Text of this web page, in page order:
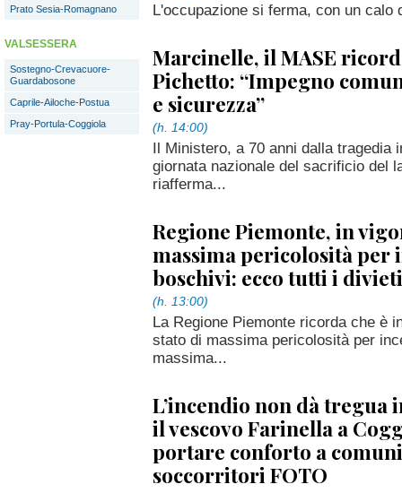
Prato Sesia-Romagnano
VALSESSERA
Sostegno-Crevacuore-
Guardabosone
Caprile-Ailoche-Postua
Pray-Portula-Coggiola
L'occupazione si ferma, con un calo
Marcinelle, il MASE
Pichetto: “Impegno
e sicurezza”
(h. 14:00)
Il Ministero, a 70 anni dalla tragedia
giornata nazionale del sacrificio del
riafferma...
Regione Piemonte, in
massima pericolosità per
boschivi: ecco tutti i
(h. 13:00)
La Regione Piemonte ricorda che è
stato di massima pericolosità per
massima...
L’incendio non dà tregua
il vescovo Farinella a
portare conforto a
soccorritori FOTO